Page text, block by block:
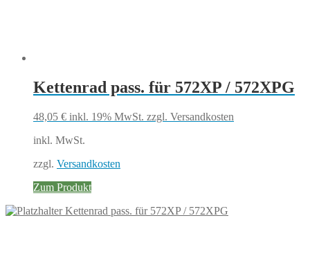
Kettenrad pass. für 572XP / 572XPG
48,05 € inkl. 19% MwSt. zzgl. Versandkosten
inkl. MwSt.
zzgl. Versandkosten
Zum Produkt
Kettenrad pass. für 572XP / 572XPG